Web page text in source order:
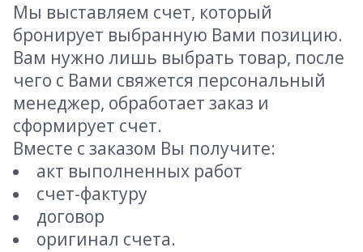
Мы выставляем счет, который
бронирует выбранную Вами позицию.
Вам нужно лишь выбрать товар, после
чего с Вами свяжется персональный
менеджер, обработает заказ и
сформирует счет.
Вместе с заказом Вы получите:
акт выполненных работ
счет-фактуру
договор
оригинал счета.